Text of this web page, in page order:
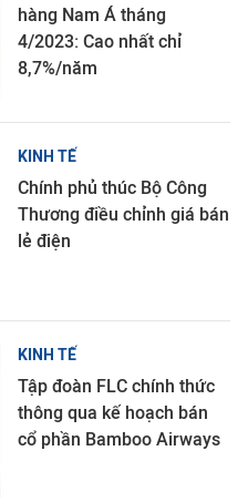
hàng Nam Á tháng
4/2023: Cao nhất chỉ
8,7%/năm
KINH TẾ
Chính phủ thúc Bộ Công
Thương điều chỉnh giá bán
lẻ điện
KINH TẾ
Tập đoàn FLC chính thức
thông qua kế hoạch bán
cổ phần Bamboo Airways